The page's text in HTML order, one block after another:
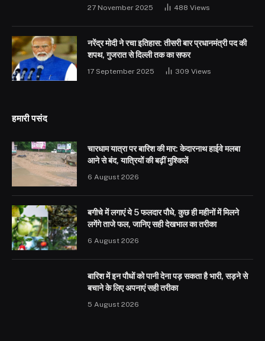
27 November 2025 488 Views
नरेंद्र मोदी ने रचा इतिहास: तीसरी बार प्रधानमंत्री पद की
शपथ, गुजरात से दिल्ली तक का सफर
17 September 2025 309 Views
हमारी पसंद
चारधाम यात्रा पर बारिश की मार: केदारनाथ हाईवे मलबा
आने से बंद, यात्रियों की बढ़ीं मुश्किलें
6 August 2026
बगीचे में लगाएं ये 5 फलदार पौधे, कुछ ही महीनों में मिलने
लगेंगे ताजे फल, जानिए सही देखभाल का तरीका
6 August 2026
बारिश में इन पौधों को पानी देना पड़ सकता है भारी, सड़ने से
बचाने के लिए अपनाएं सही तरीका
5 August 2026